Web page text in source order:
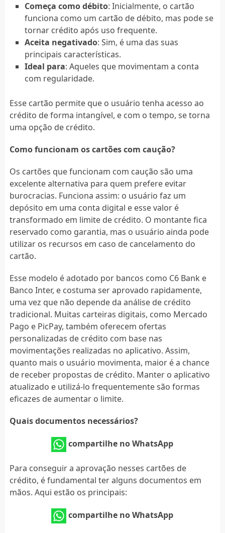
Começa como débito: Inicialmente, o cartão
funciona como um cartão de débito, mas pode se
tornar crédito após uso frequente.
Aceita negativado: Sim, é uma das suas
principais características.
Ideal para: Aqueles que movimentam a conta
com regularidade.
Esse cartão permite que o usuário tenha acesso ao
crédito de forma intangível, e com o tempo, se torna
uma opção de crédito.
Como funcionam os cartões com caução?
Os cartões que funcionam com caução são uma
excelente alternativa para quem prefere evitar
burocracias. Funciona assim: o usuário faz um
depósito em uma conta digital e esse valor é
transformado em limite de crédito. O montante fica
reservado como garantia, mas o usuário ainda pode
utilizar os recursos em caso de cancelamento do
cartão.
Esse modelo é adotado por bancos como C6 Bank e
Banco Inter, e costuma ser aprovado rapidamente,
uma vez que não depende da análise de crédito
tradicional. Muitas carteiras digitais, como Mercado
Pago e PicPay, também oferecem ofertas
personalizadas de crédito com base nas
movimentações realizadas no aplicativo. Assim,
quanto mais o usuário movimenta, maior é a chance
de receber propostas de crédito. Manter o aplicativo
atualizado e utilizá-lo frequentemente são formas
eficazes de aumentar o limite.
Quais documentos necessários?
compartilhe no WhatsApp
Para conseguir a aprovação nesses cartões de
crédito, é fundamental ter alguns documentos em
mãos. Aqui estão os principais:
compartilhe no WhatsApp